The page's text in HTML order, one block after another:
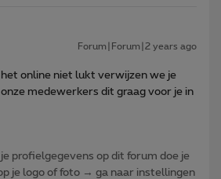
Forum|Forum|2 years ago
online niet lukt verwijzen we je
medewerkers dit graag voor je in
profielgegevens op dit forum doe je
je logo of foto → ga naar instellingen